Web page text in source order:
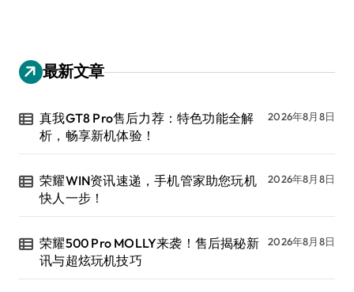
最新文章
真我GT8 Pro售后力荐：特色功能全解
析，畅享新机体验！
2026年8月8日
荣耀WIN资讯速递，手机管家助您玩机
快人一步！
2026年8月8日
荣耀500 Pro MOLLY来袭！售后揭秘新
讯与超炫玩机技巧
2026年8月8日